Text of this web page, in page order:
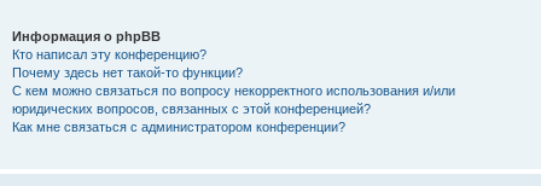
Информация о phpBB
Кто написал эту конференцию?
Почему здесь нет такой-то функции?
С кем можно связаться по вопросу некорректного использования и/или
юридических вопросов, связанных с этой конференцией?
Как мне связаться с администратором конференции?